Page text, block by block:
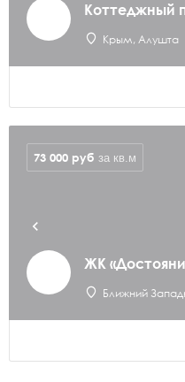
Коттеджный
Крым, Алушта
ЖК
Ближний
73 000 руб за кв.м